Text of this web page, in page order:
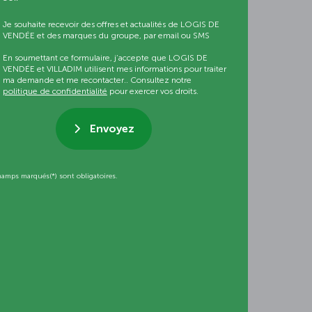
Je souhaite recevoir des offres et actualités de LOGIS DE
VENDÉE et des marques du groupe, par email ou SMS
En soumettant ce formulaire, j’accepte que LOGIS DE
VENDÉE et VILLADIM utilisent mes informations pour traiter
ma demande et me recontacter.. Consultez notre
politique de confidentialité pour exercer vos droits.
Envoyez
marqués(*) sont obligatoires.